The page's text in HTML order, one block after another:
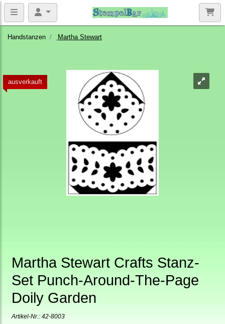
Handstanzen Martha Stewart
ausverkauft
Martha Stewart Crafts Stanz-
Set Punch-Around-The-Page
Doily Garden
Artikel-Nr.: 42-8003